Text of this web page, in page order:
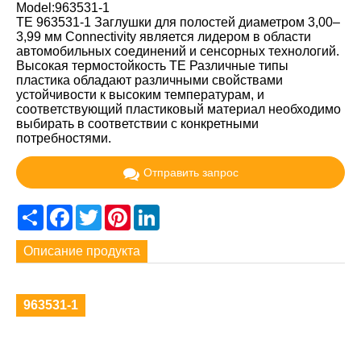
Model:963531-1
TE 963531-1 Заглушки для полостей диаметром 3,00–
3,99 мм Connectivity является лидером в области
автомобильных соединений и сенсорных технологий.
Высокая термостойкость TE Различные типы
пластика обладают различными свойствами
устойчивости к высоким температурам, и
соответствующий пластиковый материал необходимо
выбирать в соответствии с конкретными
потребностями.
Отправить запрос
ShareFacebook
TwitterPinterest
Описание продукта
963531-1